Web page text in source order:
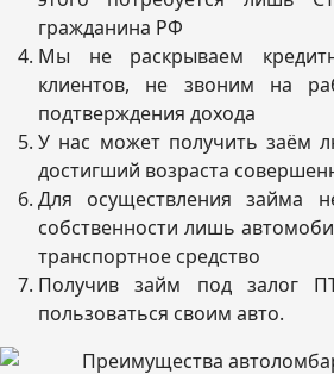
гражданина РФ
Мы не раскрываем
клиентов, не звоним на
подтверждения дохода
У нас может получить заём
достигший возраста
Для осуществления займа
собственности лишь
транспортное средство
Получив займ под залог
пользоваться своим авто.